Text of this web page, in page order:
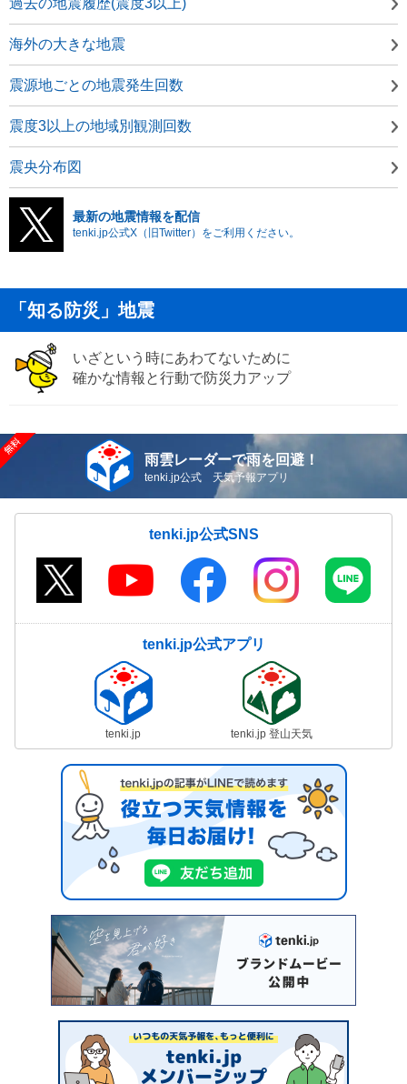
過去の地震履歴(震度3以上)
海外の大きな地震
震源地ごとの地震発生回数
震度3以上の地域別観測回数
震央分布図
最新の地震情報を配信
tenki.jp公式X（旧Twitter）をご利用ください。
「知る防災」地震
いざという時にあわてないために
確かな情報と行動で防災力アップ
雨雲レーダーで雨を回避！
tenki.jp公式 天気予報アプリ
tenki.jp公式SNS
tenki.jp公式アプリ
tenki.jp tenki.jp 登山天気